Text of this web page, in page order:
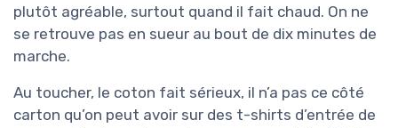
plutôt agréable, surtout quand il fait chaud. On ne
se retrouve pas en sueur au bout de dix minutes de
marche.
Au toucher, le coton fait sérieux, il n’a pas ce côté
carton qu’on peut avoir sur des t-shirts d’entrée de